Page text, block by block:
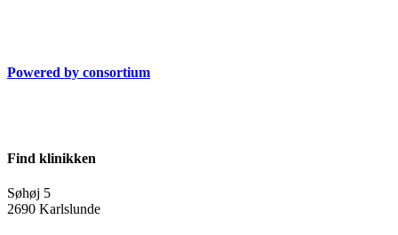
Powered by consortium
Find klinikken
Søhøj 5
2690 Karlslunde